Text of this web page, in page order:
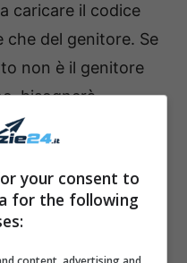
caricare il codice
che del genitore. Se
non è il genitore
bisognerà
decreto di nomina
giuramento.
your consent to
for the following